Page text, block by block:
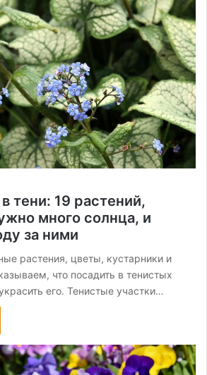
тени: 19 растений,
много солнца, и
за ними
растения, цветы, кустарники и
что посадить в тенистых
его. Тенистые участки…